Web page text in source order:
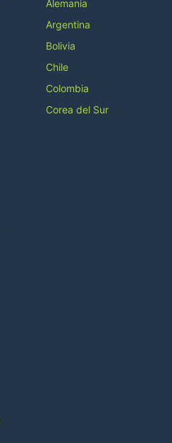
Alemania
Argentina
Bolivia
Chile
Colombia
Corea del Sur